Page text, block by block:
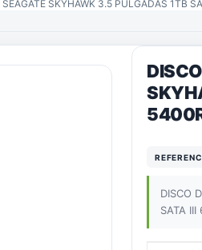
SEAGATE SKYHAWK 3.5 PULGADAS 1TB
DISCO
SATA